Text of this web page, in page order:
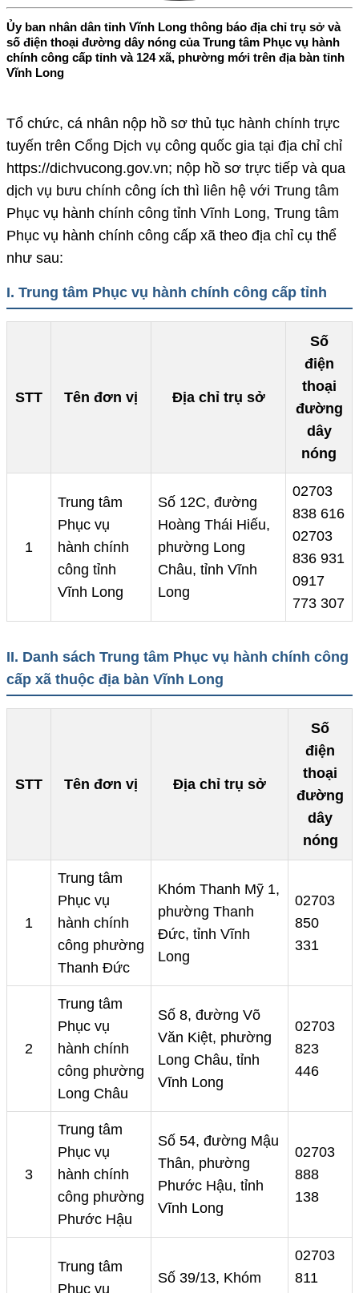
Ủy ban nhân dân tỉnh Vĩnh Long thông báo địa chỉ trụ sở và
số điện thoại đường dây nóng của Trung tâm Phục vụ hành
chính công cấp tỉnh và 124 xã, phường mới trên địa bàn tỉnh
Vĩnh Long
Tổ chức, cá nhân nộp hồ sơ thủ tục hành chính trực
tuyến trên Cổng Dịch vụ công quốc gia tại địa chỉ chỉ
https://dichvucong.gov.vn; nộp hồ sơ trực tiếp và qua
dịch vụ bưu chính công ích thì liên hệ với Trung tâm
Phục vụ hành chính công tỉnh Vĩnh Long, Trung tâm
Phục vụ hành chính công cấp xã theo địa chỉ cụ thể
như sau:
I. Trung tâm Phục vụ hành chính công cấp tỉnh
STT Tên đơn vị Địa chỉ trụ sở
Số
điện
thoại
đường
dây
nóng
1
Trung tâm
Phục vụ
hành chính
công tỉnh
Vĩnh Long
Số 12C, đường
Hoàng Thái Hiếu,
phường Long
Châu, tỉnh Vĩnh
Long
02703
838 616
02703
836 931
0917
773 307
II. Danh sách Trung tâm Phục vụ hành chính công
cấp xã thuộc địa bàn Vĩnh Long
STT Tên đơn vị Địa chỉ trụ sở
Số
điện
thoại
đường
dây
nóng
1
Trung tâm
Phục vụ
hành chính
công phường
Thanh Đức
Khóm Thanh Mỹ 1,
phường Thanh
Đức, tỉnh Vĩnh
Long
02703
850
331
2
Trung tâm
Phục vụ
hành chính
công phường
Long Châu
Số 8, đường Võ
Văn Kiệt, phường
Long Châu, tỉnh
Vĩnh Long
02703
823
446
3
Trung tâm
Phục vụ
hành chính
công phường
Phước Hậu
Số 54, đường Mậu
Thân, phường
Phước Hậu, tỉnh
Vĩnh Long
02703
888
138
Trung tâm
Phục vụ
Số 39/13, Khóm
02703
811